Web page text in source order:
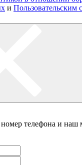
и Пользовательским
телефона и наш